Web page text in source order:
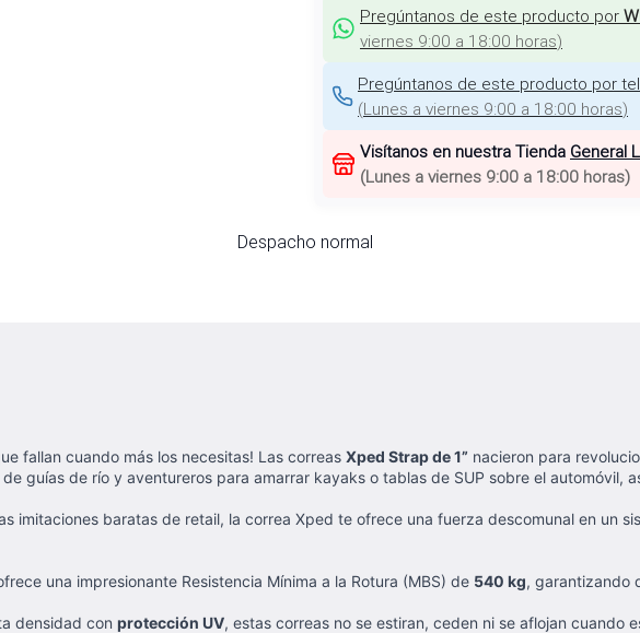
Pregúntanos de este producto por
viernes 9:00 a 18:00 horas)
Pregúntanos de este producto por
(Lunes a viernes 9:00 a 18:00 horas)
Visítanos en nuestra Tienda General
(Lunes a viernes 9:00 a 18:00 horas)
Despacho normal
fallan cuando más los necesitas! Las correas Xped Strap de 1” nacieron para
guías de río y aventureros para amarrar kayaks o tablas de SUP sobre el automóvil,
imitaciones baratas de retail, la correa Xped te ofrece una fuerza descomunal en un
una impresionante Resistencia Mínima a la Rotura (MBS) de 540 kg, garantizando
densidad con protección UV, estas correas no se estiran, ceden ni se aflojan cuando